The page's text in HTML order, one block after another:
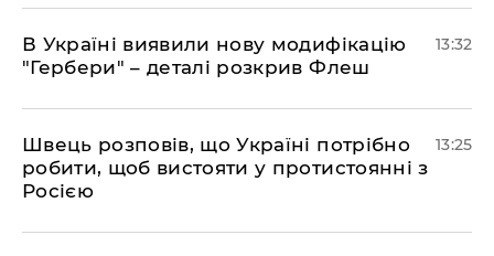
В Україні виявили нову модифікацію
"Гербери" – деталі розкрив Флеш
13:32
Швець розповів, що Україні потрібно
робити, щоб вистояти у протистоянні з
Росією
13:25